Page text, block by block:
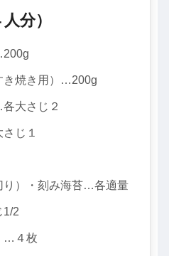
分）
き焼き用）…200g
大さじ２
じ１
り）・刻み海苔…各適量
2
…４枚